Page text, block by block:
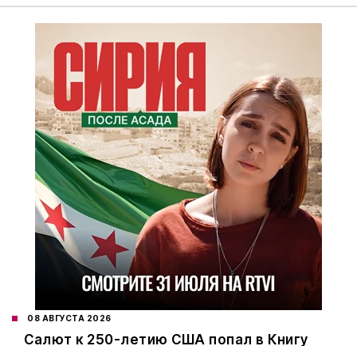
08 АВГУСТА 2026
Салют к 250-летию США попал в Книгу